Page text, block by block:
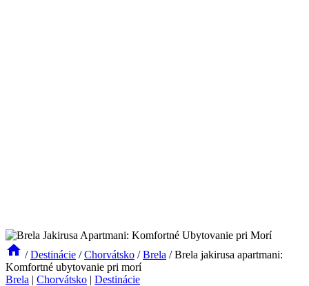
/ Destinácie / Chorvátsko / Brela / Brela jakirusa apartmani:
Komfortné ubytovanie pri morí
Brela | Chorvátsko | Destinácie